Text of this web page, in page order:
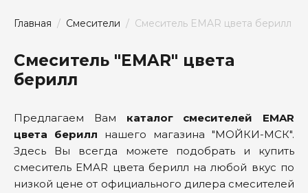
Главная / Смесители /  Смеситель EMAR цвета берилл
Смеситель "EMAR" цвета
берилл
Предлагаем Вам каталог смесителей EMAR
цвета берилл нашего магазина "МОЙКИ-МСК".
Здесь Вы всегда можете подобрать и купить
смеситель EMAR цвета берилл на любой вкус по
низкой цене от официального дилера смесителей